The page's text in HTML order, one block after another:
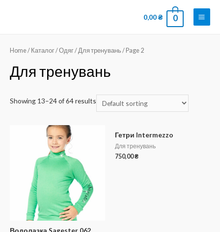
0,00₴ 0
Home/ Каталог/Одяг/ Для тренувань / Page 2
Для тренувань
Showing 13–24 of 64 results
Водолазка Sagester 062
Гетри Intermezzo
Для тренувань
750,00₴